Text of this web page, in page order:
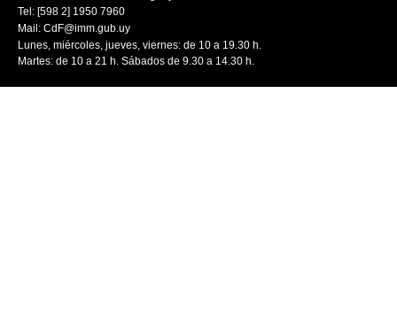
Tel: [598 2] 1950 7960
Mail: CdF@imm.gub.uy
Lunes, miércoles, jueves, viernes: de 10 a 19.30 h.
Martes: de 10 a 21 h. Sábados de 9.30 a 14.30 h.